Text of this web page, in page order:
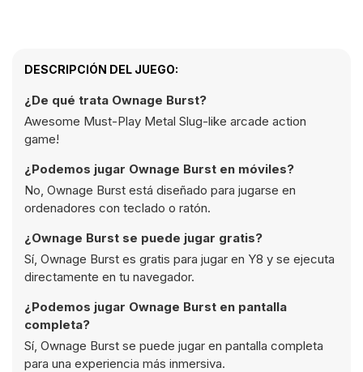
DESCRIPCIÓN DEL JUEGO:
¿De qué trata Ownage Burst?
Awesome Must-Play Metal Slug-like arcade action
game!
¿Podemos jugar Ownage Burst en móviles?
No, Ownage Burst está diseñado para jugarse en
ordenadores con teclado o ratón.
¿Ownage Burst se puede jugar gratis?
Sí, Ownage Burst es gratis para jugar en Y8 y se ejecuta
directamente en tu navegador.
¿Podemos jugar Ownage Burst en pantalla
completa?
Sí, Ownage Burst se puede jugar en pantalla completa
para una experiencia más inmersiva.